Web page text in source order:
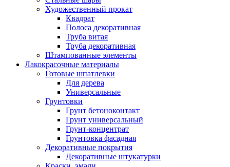
Художественный прокат
Квадрат
Полоса декоративная
Труба витая
Труба декоративная
Штампованные элементы
Лакокрасочные материалы
Готовые шпатлевки
Для дерева
Универсальные
Грунтовки
Грунт бетоноконтакт
Грунт универсальный
Грунт-концентрат
Грунтовка фасадная
Декоративные покрытия
Декоративные штукатурки